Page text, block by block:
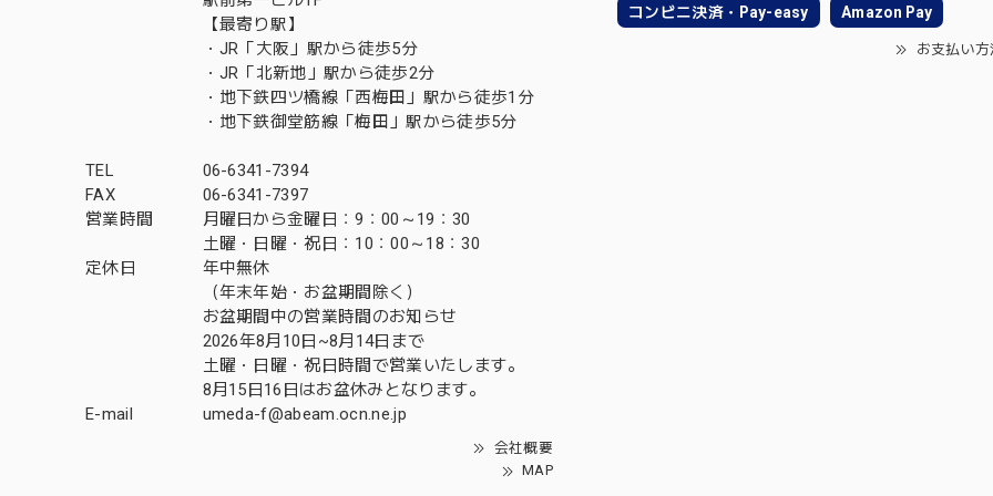
【最寄り駅】
・JR「大阪」駅から徒歩5分
・JR「北新地」駅から徒歩2分
・地下鉄四ツ橋線「西梅田」駅から徒歩1分
・地下鉄御堂筋線「梅田」駅から徒歩5分
TEL
06-6341-7394
FAX
06-6341-7397
営業時間
月曜日から金曜日：9：00～19：30
土曜・日曜・祝日：10：00～18：30
定休日
年中無休
（年末年始・お盆期間除く）
お盆期間中の営業時間のお知らせ
2026年8月10日~8月14日まで
土曜・日曜・祝日時間で営業いたします。
8月15日16日はお盆休みとなります。
E-mail
umeda-f@abeam.ocn.ne.jp
会社概要
MAP
コンビニ決済・Pay-easy Amazon Pay
お支払い